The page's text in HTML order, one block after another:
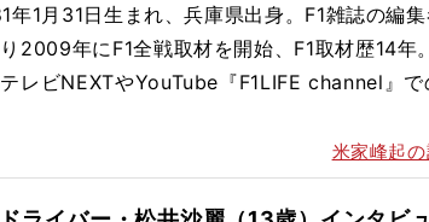
年1月31日生まれ、兵庫県出身。F1雑誌の編
2009年にF1全戦取材を開始、F1取材歴14年
レビNEXTやYouTube『F1LIFE channel』で
米家峰起